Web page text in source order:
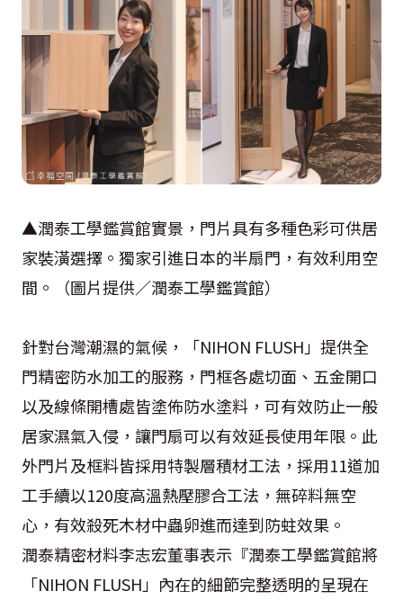
▲潤泰工學鑑賞館實景，門片具有多種色彩可供居
家裝潢選擇。獨家引進日本的半扇門，有效利用空
間。（圖片提供／潤泰工學鑑賞館）
針對台灣潮濕的氣候，「NIHON FLUSH」提供全
門精密防水加工的服務，門框各處切面、五金開口
以及線條開槽處皆塗佈防水塗料，可有效防止一般
居家濕氣入侵，讓門扇可以有效延長使用年限。此
外門片及框料皆採用特製層積材工法，採用11道加
工手續以120度高溫熱壓膠合工法，無碎料無空
心，有效殺死木材中蟲卵進而達到防蛀效果。
潤泰精密材料李志宏董事表示『潤泰工學鑑賞館將
「NIHON FLUSH」內在的細節完整透明的呈現在